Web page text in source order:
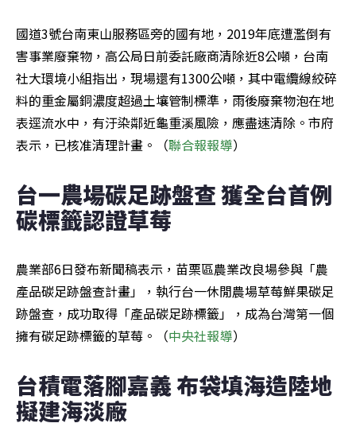
國道3號台南東山服務區旁的國有地，2019年底遭濫倒有
害事業廢棄物，高公局日前委託廠商清除近8公噸，台南
社大環境小組指出，現場還有1300公噸，其中電纜線絞碎
料的重金屬銅濃度超過土壤管制標準，雨後廢棄物泡在地
表逕流水中，有汙染鄰近龜重溪風險，應盡速清除。市府
表示，已核准清理計畫。（聯合報報導）
台一農場碳足跡盤查 獲全台首例
碳標籤認證草莓
農業部6日發布新聞稿表示，苗栗區農業改良場參與「農
產品碳足跡盤查計畫」，執行台一休閒農場草莓鮮果碳足
跡盤查，成功取得「產品碳足跡標籤」，成為台灣第一個
擁有碳足跡標籤的草莓。（中央社報導）
台積電落腳嘉義 布袋填海造陸地
擬建海淡廠